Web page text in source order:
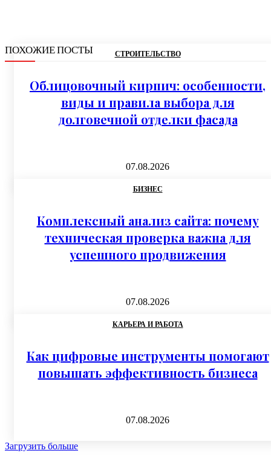
ПОХОЖИЕ ПОСТЫ СТРОИТЕЛЬСТВО
Облицовочный кирпич: особенности,
виды и правила выбора для
долговечной отделки фасада
07.08.2026
БИЗНЕС
Комплексный анализ сайта: почему
техническая проверка важна для
успешного продвижения
07.08.2026
КАРЬЕРА И РАБОТА
Как цифровые инструменты помогают
повышать эффективность бизнеса
07.08.2026
Загрузить больше